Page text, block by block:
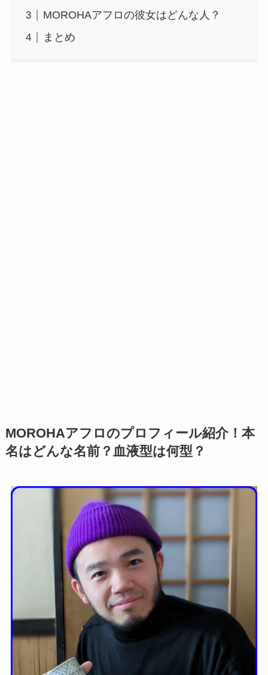
MOROHAアフロの彼女はどんな人？
まとめ
MOROHAアフロのプロフィール紹介！本
名はどんな名前？血液型は何型？